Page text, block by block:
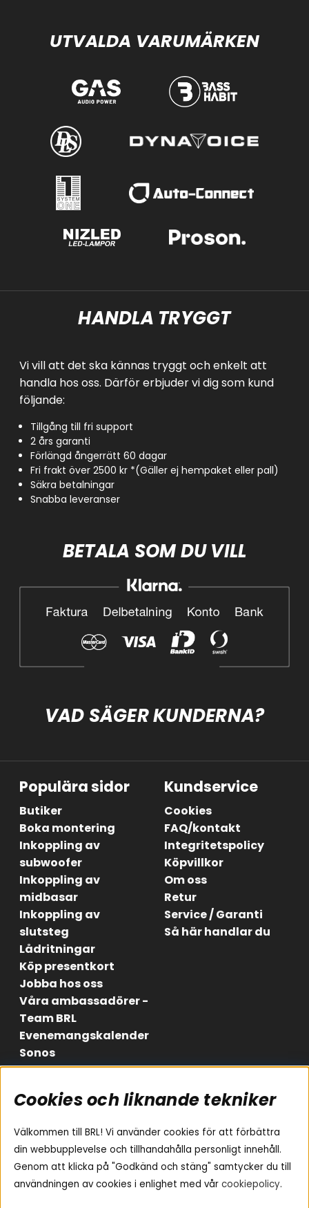
UTVALDA VARUMÄRKEN
HANDLA TRYGGT
Vi vill att det ska kännas tryggt och enkelt att
handla hos oss. Därför erbjuder vi dig som kund
följande:
Tillgång till fri support
2 års garanti
Förlängd ångerrätt 60 dagar
Fri frakt över 2500 kr *(Gäller ej hempaket eller pall)
Säkra betalningar
Snabba leveranser
BETALA SOM DU VILL
VAD SÄGER KUNDERNA?
Populära sidor
Butiker
Boka montering
Inkoppling av
subwoofer
Inkoppling av
midbasar
Inkoppling av
slutsteg
Lådritningar
Köp presentkort
Jobba hos oss
Våra ambassadörer -
Team BRL
Evenemangskalender
Sonos
Kundservice
Cookies
FAQ/kontakt
Integritetspolicy
Köpvillkor
Om oss
Retur
Service / Garanti
Så här handlar du
Områden
Billjud
Hemmaljud
Medarbetare
Vad passar i min bil
Yamaha Musiccast
Följ oss
Instagram
Facebook
Youtube
Cookies och liknande tekniker
Välkommen till BRL! Vi använder cookies för att förbättra
din webbupplevelse och tillhandahålla personligt innehåll.
Genom att klicka på "Godkänd och stäng" samtycker du till
användningen av cookies i enlighet med vår cookiepolicy.